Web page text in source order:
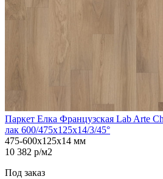
Паркет Елка Французская Lab Arte
лак 600/475х125х14/3/45°
475-600х125х14 мм
10 382 р/м2
Под заказ